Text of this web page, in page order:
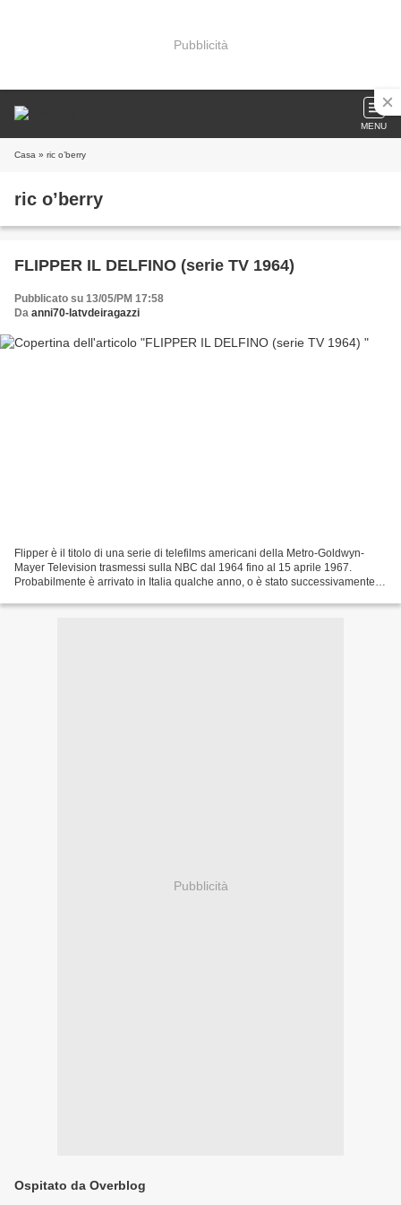
Pubblicità
MENU
Casa » ric o’berry
ric o’berry
FLIPPER IL DELFINO (serie TV 1964)
Pubblicato su 13/05/PM 17:58
Da anni70-latvdeiragazzi
Flipper è il titolo di una serie di telefilms americani della Metro-Goldwyn-
Mayer Television trasmessi sulla NBC dal 1964 fino al 15 aprile 1967.
Probabilmente è arrivato in Italia qualche anno, o è stato successivamente
Pubblicità
Ospitato da Overblog